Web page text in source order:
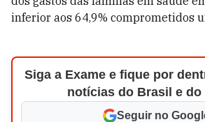
inferior aos 64,9% comprometidos
Siga a Exame e fique por
notícias do Brasil e do
Seguir no